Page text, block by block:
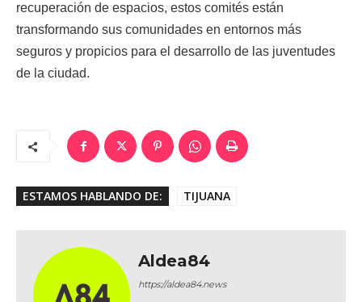
recuperación de espacios, estos comités están
transformando sus comunidades en entornos más
seguros y propicios para el desarrollo de las juventudes
de la ciudad.
ESTAMOS HABLANDO DE: TIJUANA
Aldea84
https://aldea84.news